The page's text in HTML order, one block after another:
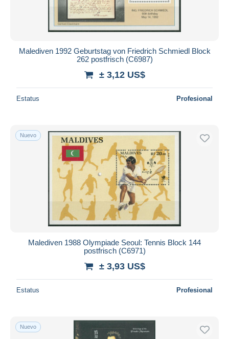
Malediven 1992 Geburtstag von Friedrich Schmiedl Block
262 postfrisch (C6987)
± 3,12 US$
Estatus Profesional
Nuevo
Malediven 1988 Olympiade Seoul: Tennis Block 144
postfrisch (C6971)
± 3,93 US$
Estatus Profesional
Nuevo